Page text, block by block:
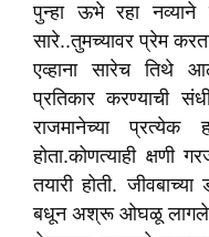
पुन्हा ऊभे रहा नव्याने
सारे..तुमच्यावर प्रेम
एव्हाना सारेच तिथे
प्रतिकार करण्याची
राजमानेच्या प्रत्येक
होता.कोणत्याही क्षणी
तयारी होती.
बधून अश्रू ओघळू